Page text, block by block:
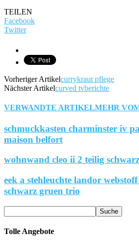
TEILEN
Facebook
Twitter
Vorheriger Artikelcurrykraut pflege
Nächster Artikelcurved tvberichte
VERWANDTE ARTIKELMEHR
schmuckkasten charminster iv
maison belfort
wohnwand cleo ii 2 teilig
eek a stehleuchte landor
schwarz gruen trio
Tolle Angebote